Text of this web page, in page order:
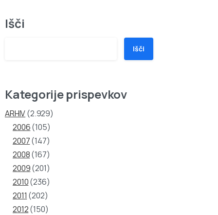
Išči
Išči
Kategorije prispevkov
ARHIV(2.929)
2006(105)
2007(147)
2008(167)
2009(201)
2010(236)
2011 (202)
2012(150)